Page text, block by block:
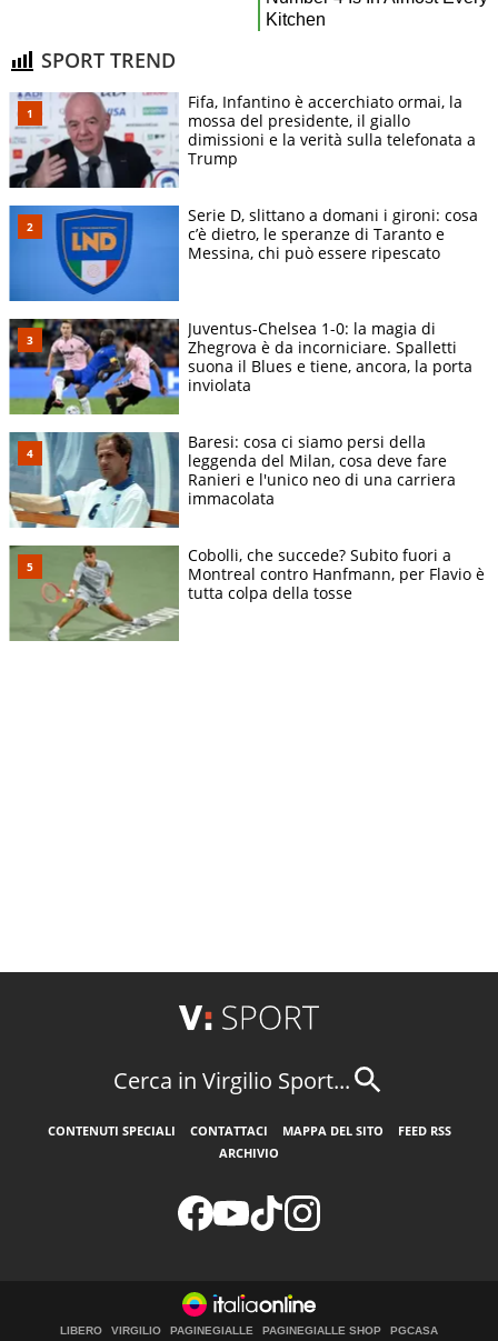
SPORT TREND
Fifa, Infantino è accerchiato ormai, la
mossa del presidente, il giallo
dimissioni e la verità sulla telefonata a
Trump
Serie D, slittano a domani i gironi: cosa
c’è dietro, le speranze di Taranto e
Messina, chi può essere ripescato
Juventus-Chelsea 1-0: la magia di
Zhegrova è da incorniciare. Spalletti
suona il Blues e tiene, ancora, la porta
inviolata
Baresi: cosa ci siamo persi della
leggenda del Milan, cosa deve fare
Ranieri e l'unico neo di una carriera
immacolata
Cobolli, che succede? Subito fuori a
Montreal contro Hanfmann, per Flavio è
tutta colpa della tosse
Cerca in Virgilio Sport...
CONTENUTI SPECIALI CONTATTACI MAPPA DEL SITO
FEED RSS
ARCHIVIO
LIBERO VIRGILIO PAGINEGIALLE PAGINEGIALLE SHOP PGCASA